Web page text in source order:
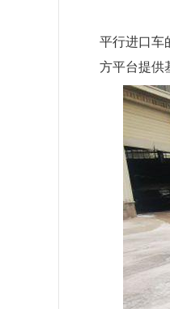
平行进口车
方平台提供